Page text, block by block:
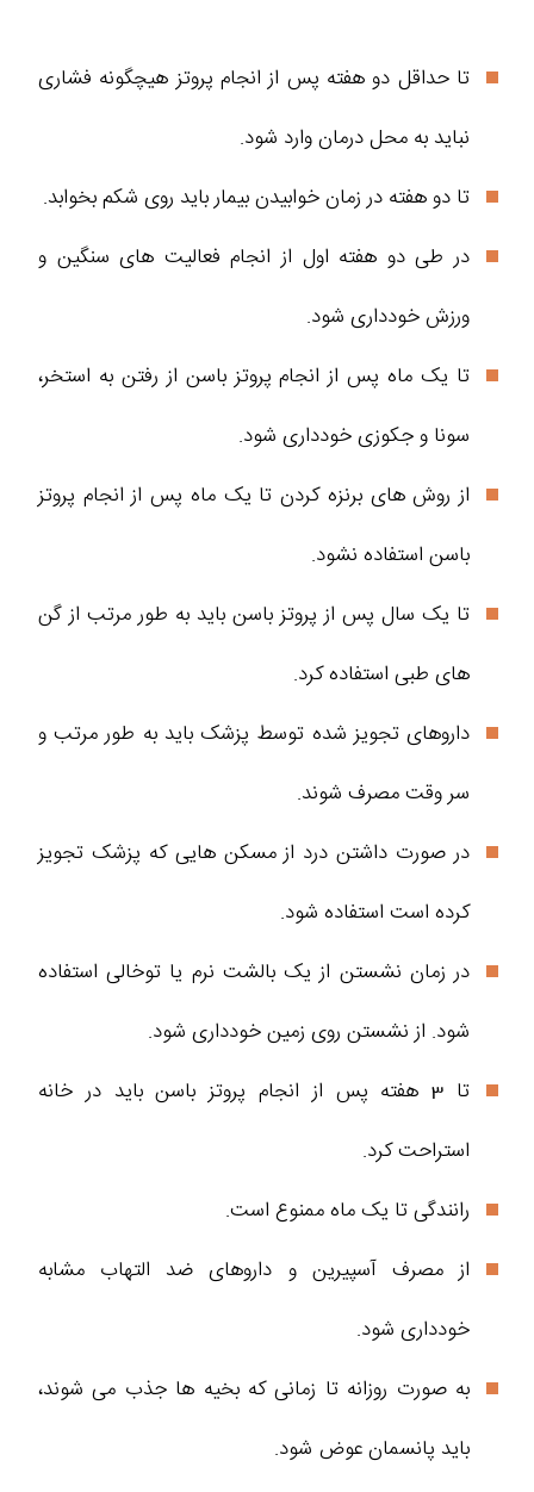
تا حداقل دو هفته پس از انجام پروتز هیچگونه فشاری
نباید به محل درمان وارد شود.
تا دو هفته در زمان خوابیدن بیمار باید روی شکم بخوابد.
در طی دو هفته اول از انجام فعالیت های سنگین و
ورزش خودداری شود.
تا یک ماه پس از انجام پروتز باسن از رفتن به استخر،
سونا و جکوزی خودداری شود.
از روش های برنزه کردن تا یک ماه پس از انجام پروتز
باسن استفاده نشود.
تا یک سال پس از پروتز باسن باید به طور مرتب از گن
های طبی استفاده کرد.
داروهای تجویز شده توسط پزشک باید به طور مرتب و
سر وقت مصرف شوند.
در صورت داشتن درد از مسکن هایی که پزشک تجویز
کرده است استفاده شود.
در زمان نشستن از یک بالشت نرم یا توخالی استفاده
شود. از نشستن روی زمین خودداری شود.
تا 3 هفته پس از انجام پروتز باسن باید در خانه
استراحت کرد.
رانندگی تا یک ماه ممنوع است.
از مصرف آسپیرین و داروهای ضد التهاب مشابه
خودداری شود.
به صورت روزانه تا زمانی که بخیه ها جذب می شوند،
باید پانسمان عوض شود.